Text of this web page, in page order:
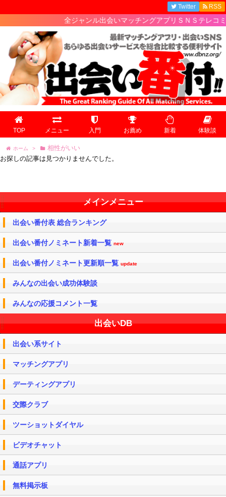
全ジャンル出会いマッチングアプリＳＮＳテレコミ
TOP メニュー 入門 お薦め 新着 体験談
Twitter RSS
ホーム >
相性がいい
お探しの記事は見つかりませんでした。
メインメニュー
出会い番付表 総合ランキング
出会い番付ノミネート新着一覧 new
出会い番付ノミネート更新順一覧 update
みんなの出会い成功体験談
みんなの応援コメント一覧
出会いDB
出会い系サイト
マッチングアプリ
デーティングアプリ
交際クラブ
ツーショットダイヤル
ビデオチャット
通話アプリ
無料掲示板